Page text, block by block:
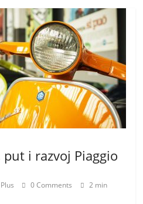
i razvoj Piaggio
0 Comments
2 min